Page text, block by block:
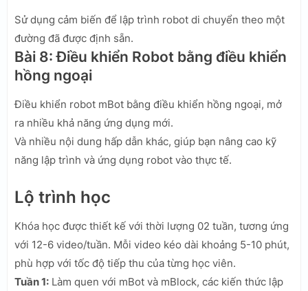
Sử dụng cảm biến để lập trình robot di chuyển theo một
đường đã được định sẵn.
Bài 8: Điều khiển Robot bằng điều khiển
hồng ngoại
Điều khiển robot mBot bằng điều khiển hồng ngoại, mở
ra nhiều khả năng ứng dụng mới.
Và nhiều nội dung hấp dẫn khác, giúp bạn nâng cao kỹ
năng lập trình và ứng dụng robot vào thực tế.
Lộ trình học
Khóa học được thiết kế với thời lượng 02 tuần, tương ứng
với 12-6 video/tuần. Mỗi video kéo dài khoảng 5-10 phút,
phù hợp với tốc độ tiếp thu của từng học viên.
Tuần 1: Làm quen với mBot và mBlock, các kiến thức lập